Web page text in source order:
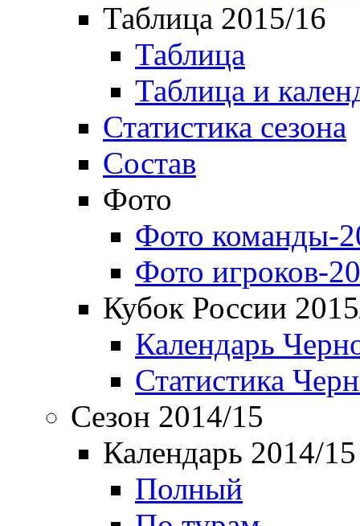
Таблица 2015/16
Таблица
Таблица и
Статистика сезона
Состав
Фото
Фото команды-
Фото игроков-
Кубок России
Календарь
Статистика
Сезон 2014/15
Календарь 2014/15
Полный